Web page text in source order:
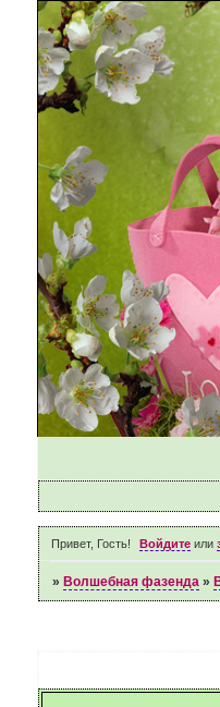
Привет, Гость! Войдите или
» Волшебная фазенда »